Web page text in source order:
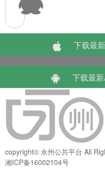
下载最
下载最
copyright© 永州公共平台 All
湘ICP备16002104号